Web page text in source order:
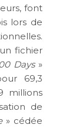
font
lors de
fichier
Days»
69,3
millions
de
» cédée